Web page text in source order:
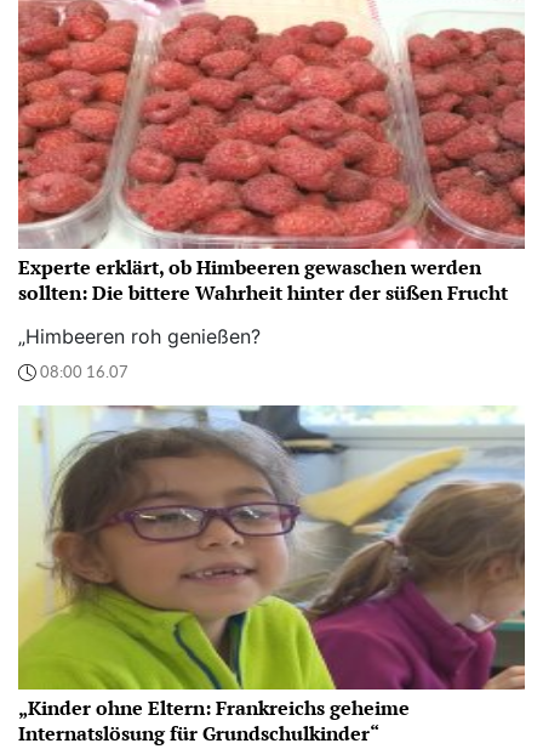
Experte erklärt, ob Himbeeren gewaschen werden
sollten: Die bittere Wahrheit hinter der süßen Frucht
„Himbeeren roh genießen?
08:00 16.07
„Kinder ohne Eltern: Frankreichs geheime
Internatslösung für Grundschulkinder“